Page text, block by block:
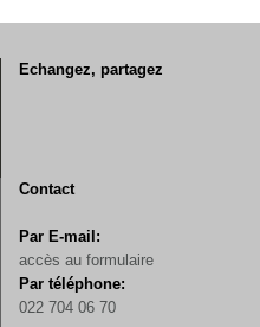
Echangez, partagez
Contact
Par E-mail:
accès au formulaire
Par téléphone:
022 704 06 70